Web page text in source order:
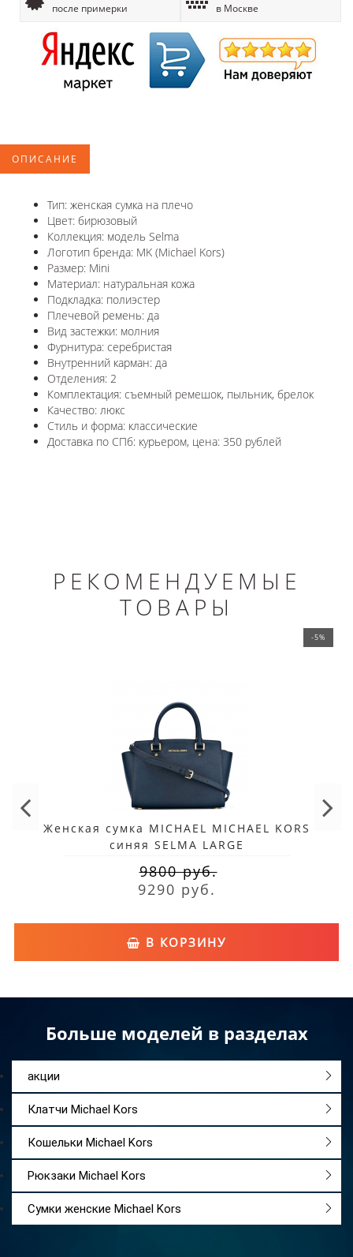
после примерки
в Москве
ОПИСАНИЕ
Тип: женская сумка на плечо
Цвет: бирюзовый
Коллекция: модель Selma
Логотип бренда: MK (Michael Kors)
Размер: Mini
Материал: натуральная кожа
Подкладка: полиэстер
Плечевой ремень: да
Вид застежки: молния
Фурнитура: серебристая
Внутренний карман: да
Отделения: 2
Комплектация: съемный ремешок, пыльник, брелок
Качество: люкс
Стиль и форма: классические
Доставка по СПб: курьером, цена: 350 рублей
РЕКОМЕНДУЕМЫЕ
ТОВАРЫ
-5%
Женская сумка MICHAEL MICHAEL KORS
синяя SELMA LARGE
9800 руб.
9290 руб.
В КОРЗИНУ
Больше моделей в разделах
акции
Клатчи Michael Kors
Кошельки Michael Kors
Рюкзаки Michael Kors
Сумки женские Michael Kors